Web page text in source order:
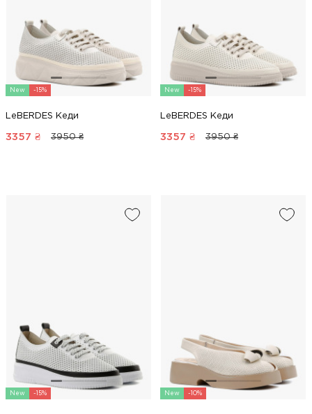
New -15%
LeBERDES Кеди
3357 ₴ 3950 ₴
New -15%
LeBERDES Кеди
3357 ₴ 3950 ₴
New -15% New -10%